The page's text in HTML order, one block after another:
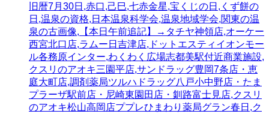
旧暦7月30日,赤口,己巳,七赤金星,宝くじの日,くず餅の
日,温泉の資格,日本温泉科学会,温泉地域学会,関東の温
泉の古画像,【本日午前追記】→タチヤ神領店,オーケー
西宮北口店,ラムー日吉津店,ドットエスティイオンモー
ル各務原インター,わくわく広場志都美駅付近商業施設,
クスリのアオキ三園平店,サンドラッグ豊岡7条店・恵
庭大町店,調剤薬局ツルハドラッグ八戸小中野店・たま
プラーザ駅前店・尼崎東園田店・釧路富士見店,クスリ
のアオキ松山高岡店ププレひまわり薬局グラン春日,ク